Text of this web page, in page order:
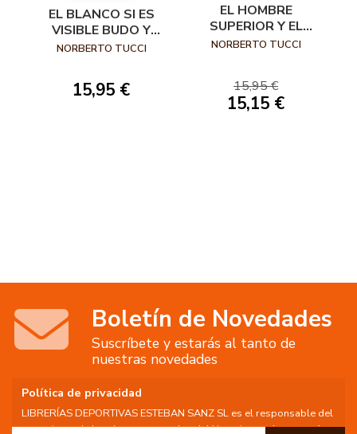
EL BLANCO SI ES
VISIBLE BUDO Y
BUSHIDO CUENTOS
NORBERTO TUCCI
15,95 €
EL HOMBRE
SUPERIOR Y EL
ARTE DE
NORBERTO TUCCI
15,95 €
15,15 €
Boletín de Novedades
Suscríbete y estarás al tanto de
nuestras novedades
Política de privacidad
LIBRERÍAS DEPORTIVAS ESTEBAN SANZ SL es el responsable del
tratamiento de los datos personales del Usuario, por lo que se le